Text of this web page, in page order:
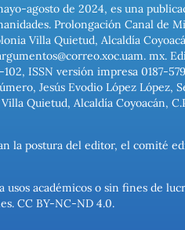
agosto de 2024, es una
Prolongación Canal de
Villa Quietud, Alcaldía
mx.
ISSN versión impresa
Jesús Evodio López López,
Quietud, Alcaldía Coyoacán,
la postura del editor, el comité
académicos o sin fines de
CC BY-NC-ND 4.0.